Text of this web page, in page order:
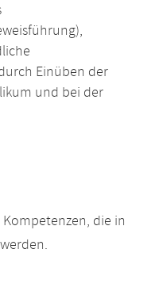
Einüben der
und bei der
die in